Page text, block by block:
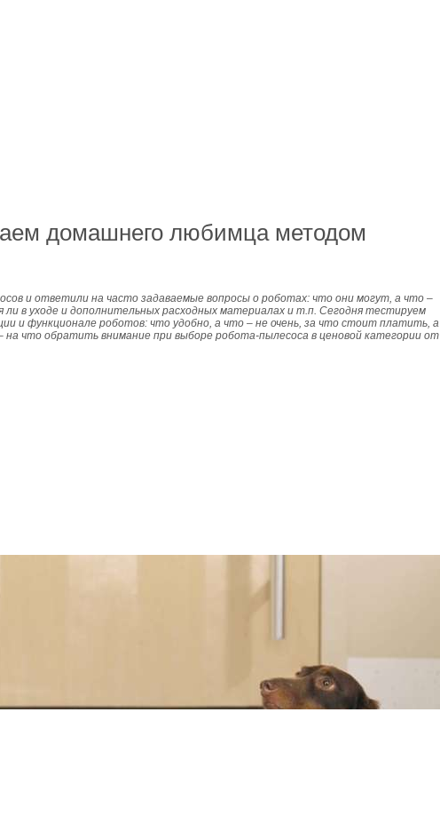
домашнего любимца методом
и ответили на часто задаваемые вопросы о роботах: что они могут, а что –
в уходе и дополнительных расходных материалах и т.п. Сегодня тестируем
и функционале роботов: что удобно, а что – не очень, за что стоит платить, а
что обратить внимание при выборе робота-пылесоса в ценовой категории от